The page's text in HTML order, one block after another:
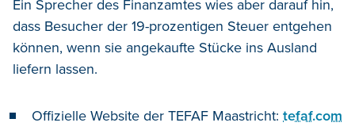
Ein Sprecher des Finanzamtes wies aber darauf hin,
dass Besucher der 19-prozentigen Steuer entgehen
können, wenn sie angekaufte Stücke ins Ausland
liefern lassen.
Offizielle Website der TEFAF Maastricht: tefaf.com